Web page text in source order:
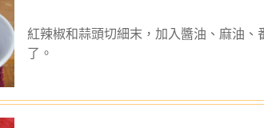
紅辣椒和蒜頭切細末，加入醬油、麻油
了。